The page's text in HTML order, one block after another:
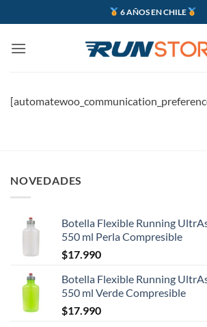
al
contenido
6 AÑOS EN CHILE
NOVEDADES
Botella Flexible Running
550 ml Perla Compresible
$17.990
Botella Flexible Running
550 ml Verde Compresible
$17.990